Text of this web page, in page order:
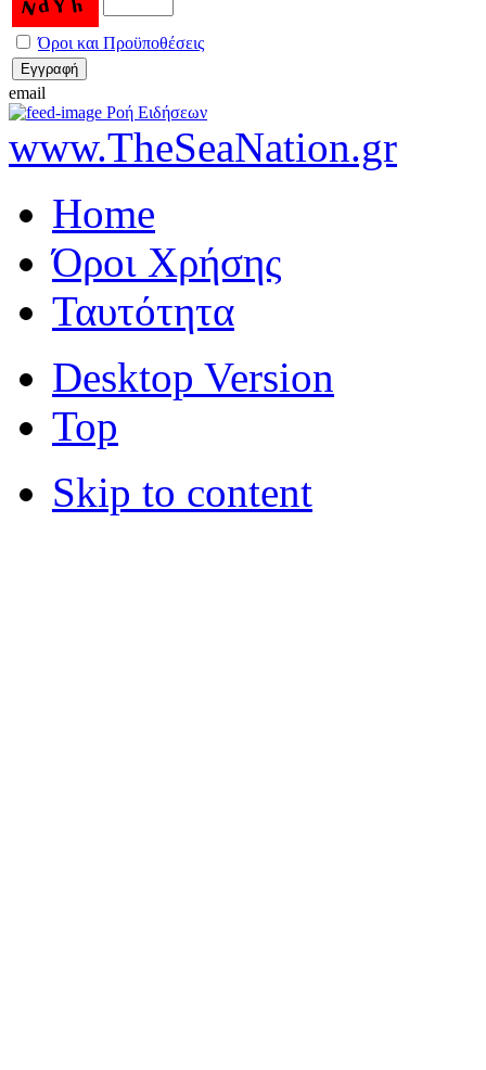
Όροι και Προϋποθέσεις
email
Ροή Ειδήσεων
www.TheSeaNation.gr
Home
Όροι Χρήσης
Ταυτότητα
Desktop Version
Top
Skip to content